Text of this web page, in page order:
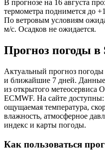
В прогнозе на 16 августа
термометра поднимется до
По ветровым условиям
м/с. Осадков не ожидается.
Прогноз погоды в
Актуальный прогноз погоды
и ближайшие 7 дней.
из открытого метеосервиса
ECMWF. На сайте доступны:
ощущаемая температура,
влажность, атмосферное
индекс и карты погоды.
Как пользоваться